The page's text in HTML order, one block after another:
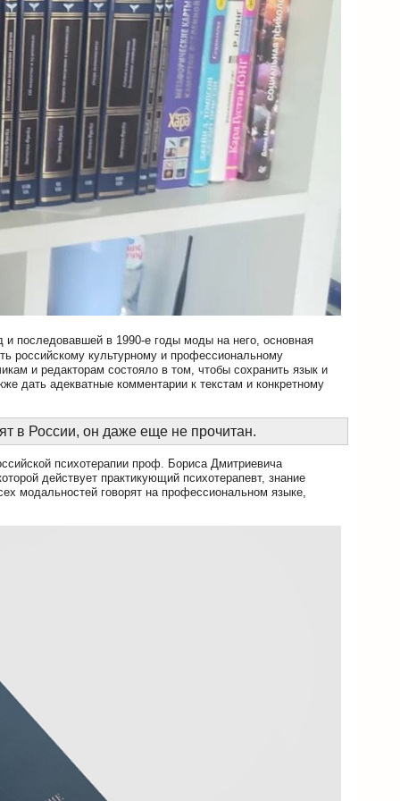
и последовавшей в 1990-е годы моды на него, основная
российскому культурному и профессиональному
и редакторам состояло в том, чтобы сохранить язык и
дать адекватные комментарии к текстам и конкретному
в России, он даже еще не прочитан.
психотерапии проф. Бориса Дмитриевича
действует практикующий психотерапевт, знание
модальностей говорят на профессиональном языке,